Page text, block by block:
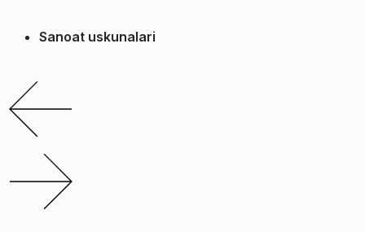
Sanoat uskunalari